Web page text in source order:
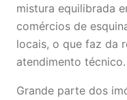
mistura equilibrada
comércios de
locais, o que faz da
atendimento técnico.
Grande parte dos